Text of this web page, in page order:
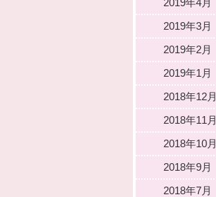
2019年4月
2019年3月
2019年2月
2019年1月
2018年12月
2018年11月
2018年10月
2018年9月
2018年7月